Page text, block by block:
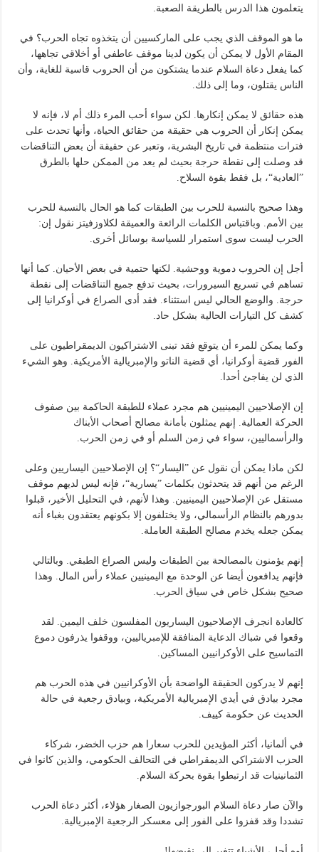
يتعلمون هذا الدرس بالطريقة الصعبة.
ما هو الموقف الذي يجب على الماركسيين أن يتخذوه تجاه الحرب؟ في
المقام الأول لا يمكن أن يكون لدينا موقف عاطفي أو أخلاقي تجاهها،
كما يفعل دعاة السلام عندما يشتكون من أن الحروب قاسية للغاية، وأن
الناس يقتلون، وما إلى ذلك.
هذه حقائق لا يمكن إنكارها. لكن سواء أحب المرء ذلك أم لا، فإنه لا
يمكن إنكار أن الحروب هي حقيقة من حقائق الحياة، وأنها تحدث على
فترات منتظمة في تاريخ البشرية، وتعبر عن حقيقة أن بعض التناقضات
قد وصلت إلى نقطة حرجة بحيث لم يعد من الممكن حلها بالطرق
”العادية“، بل فقط بقوة السلاح.
وهذا صحيح بالنسبة للحرب بين الطبقات كما هو الحال بالنسبة للحرب
بين الأمم. وباقتباس الكلمات الرائعة والعميقة لكلاوزفيتز نقول إن:
الحرب ليست سوى استمرار للسياسة بوسائل أخرى.
أجل إن الحروب دموية ووحشية. لكنها حتمية في بعض الأحيان. كما أنها
تساهم في تسريع السيرورات، بحيث تدفع جميع التناقضات إلى نقطة
حرجة. والوضع الحالي ليس استثناء. فقد أدى الصراع في أوكرانيا إلى
كشف كل التيارات الحالية بشكل حاد.
وكما يمكن للمرء أن يتوقع فقد تبنى الاشتراكيون الديمقراطيون على
الفور قضية أوكرانيا، أي قضية الناتو والإمبريالية الأمريكية. وهو الشيء
الذي لن يفاجئ أحدا.
إن الإصلاحيين اليمينيين هم مجرد عملاء للطبقة الحاكمة بين صفوف
الحركة العمالية. إنهم يمثلون بأمانة مصالح أصحاب الأبناك
والرأسماليين، سواء في زمن السلم أو في زمن الحرب.
لكن ماذا يمكن أن نقول عن ”اليسار“؟ إن الإصلاحيين اليساريين وعلى
الرغم من أنهم قد يتحدثون بكلمات ”يسارية“، فإنه ليس لديهم موقف
مستقل عن الإصلاحيين اليمينيين. وهذا لأنهم، في التحليل الأخير، قبلوا
بدورهم بالنظام الرأسمالي، ولا يختلفون إلا بكونهم يعتقدون بغباء أنه
يمكن جعله يخدم مصالح الطبقة العاملة.
إنهم يؤمنون بالمصالحة بين الطبقات وليس الصراع الطبقي. وبالتالي
فإنهم يدافعون أيضا عن الوحدة مع اليمينيين عملاء رأس المال. وهذا
صحيح بشكل خاص في سياق الحرب.
كالعادة انجرف الإصلاحيون اليساريون المفلسون خلف اليمين. لقد
وقعوا في شباك الدعاية المنافقة للإمبرياليين، ووقفوا يذرفون دموع
التماسيح على الأوكرانيين المساكين.
إنهم لا يدركون الحقيقة الواضحة بأن الأوكرانيين في هذه الحرب هم
مجرد بيادق في أيدي الإمبريالية الأمريكية، وبيادق رجعية في حالة
الحديث عن حكومة كييف.
في ألمانيا، أكثر المؤيدين للحرب سعارا هم حزب الخضر، شركاء
الحزب الاشتراكي الديمقراطي في التحالف الحكومي، والذين كانوا في
الثمانينيات قد ارتبطوا بقوة بحركة السلام.
والآن صار دعاة السلام البورجوازيون الصغار هؤلاء، أكثر دعاة الحرب
تشددا وقد قفزوا على الفور إلى معسكر الرجعية الإمبريالية.